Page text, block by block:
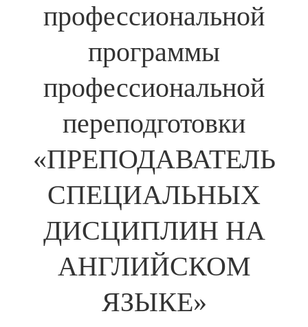
профессиональной
программы
профессиональной
переподготовки
«ПРЕПОДАВАТЕЛЬ
СПЕЦИАЛЬНЫХ
ДИСЦИПЛИН НА
АНГЛИЙСКОМ
ЯЗЫКЕ»